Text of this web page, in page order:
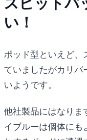
い！
ポッド型といえど、
ていましたがカリバ
いようです。
他社製品にはなりま
イブルーは個体に